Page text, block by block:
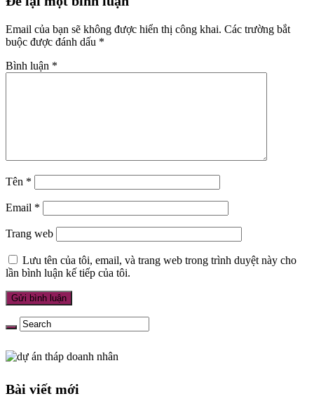
Email của bạn sẽ không được hiển thị công khai. Các trường bắt
buộc được đánh dấu *
Bình luận *
Tên *
Email *
Trang web
Lưu tên của tôi, email, và trang web trong trình duyệt này cho
lần bình luận kế tiếp của tôi.
Bài viết mới